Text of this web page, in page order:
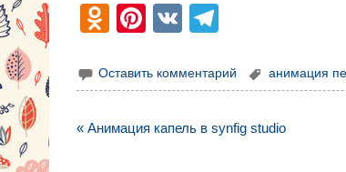
O
n
kl
Pi
er
st
V
e
a
Оставить комментарий анимация
Навигация
« Анимация капель в synfig studio